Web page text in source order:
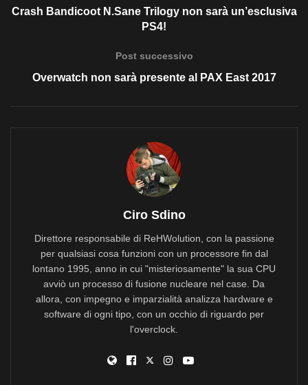
Crash Bandicoot N.Sane Trilogy non sarà un’esclusiva
PS4!
Post successivo
Overwatch non sarà presente al PAX East 2017
Ciro Sdino
Direttore responsabile di ReHWolution, con la passione
per qualsiasi cosa funzioni con un processore fin dal
lontano 1995, anno in cui "misteriosamente" la sua CPU
avviò un processo di fusione nucleare nel case. Da
allora, con impegno e imparzialità analizza hardware e
software di ogni tipo, con un occhio di riguardo per
l'overclock.